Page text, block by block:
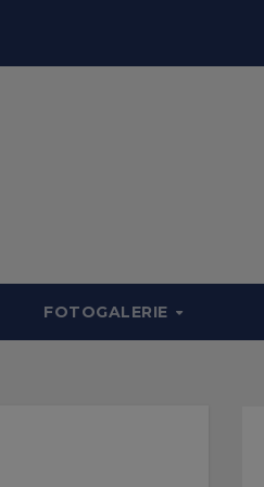
FOTOGALERIE